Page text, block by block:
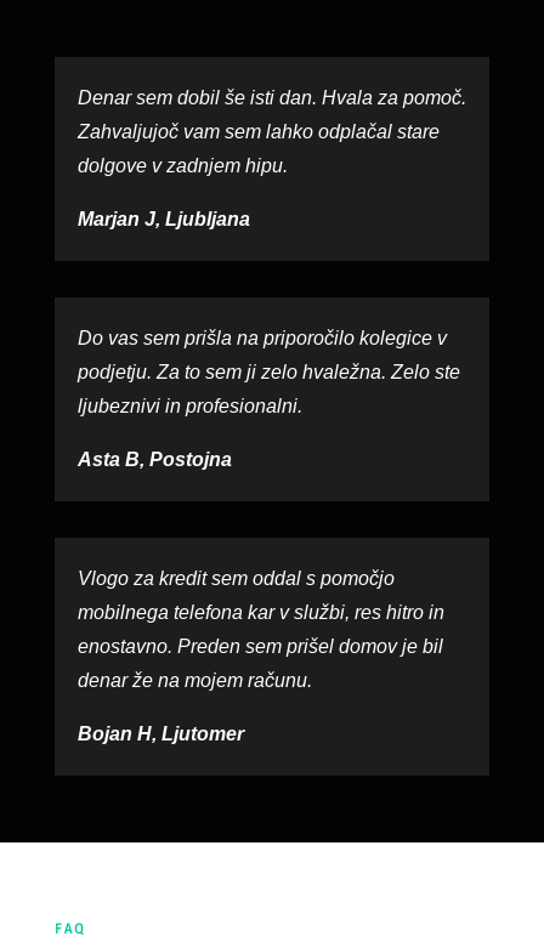
Denar sem dobil še isti dan. Hvala za pomoč.
Zahvaljujoč vam sem lahko odplačal stare
dolgove v zadnjem hipu.
Marjan J, Ljubljana
Do vas sem prišla na priporočilo kolegice v
podjetju. Za to sem ji zelo hvaležna. Zelo ste
ljubeznivi in profesionalni.
Asta B, Postojna
Vlogo za kredit sem oddal s pomočjo
mobilnega telefona kar v službi, res hitro in
enostavno. Preden sem prišel domov je bil
denar že na mojem računu.
Bojan H, Ljutomer
FAQ